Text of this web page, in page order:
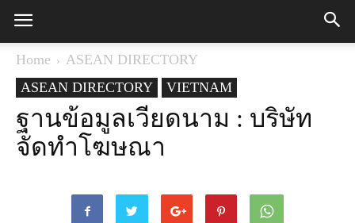
Home
ASEAN DIRECTORY
ASEAN DIRECTORY
VIETNAM
ฐานข้อมูลเวียดนาม : บริษัท
จัดทำโฆษณา